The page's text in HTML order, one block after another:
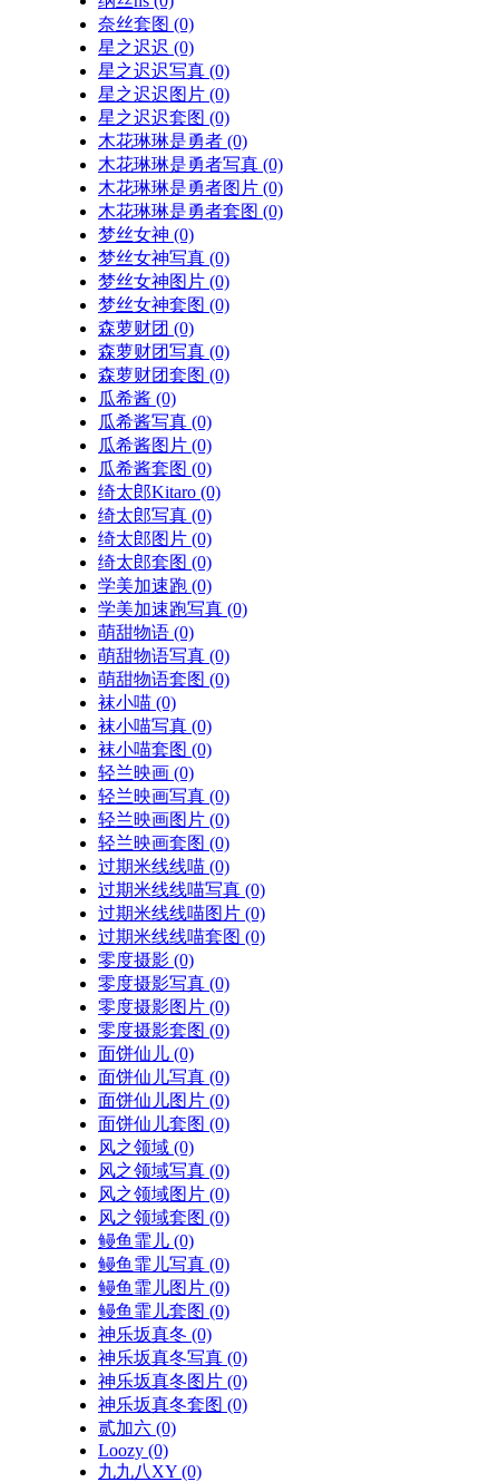
奈丝套图 (0)
星之迟迟 (0)
星之迟迟写真 (0)
星之迟迟图片 (0)
星之迟迟套图 (0)
木花琳琳是勇者 (0)
木花琳琳是勇者写真 (0)
木花琳琳是勇者图片 (0)
木花琳琳是勇者套图 (0)
梦丝女神 (0)
梦丝女神写真 (0)
梦丝女神图片 (0)
梦丝女神套图 (0)
森萝财团 (0)
森萝财团写真 (0)
森萝财团套图 (0)
瓜希酱 (0)
瓜希酱写真 (0)
瓜希酱图片 (0)
瓜希酱套图 (0)
绮太郎Kitaro (0)
绮太郎写真 (0)
绮太郎图片 (0)
绮太郎套图 (0)
学美加速跑 (0)
学美加速跑写真 (0)
萌甜物语 (0)
萌甜物语写真 (0)
萌甜物语套图 (0)
袜小喵 (0)
袜小喵写真 (0)
袜小喵套图 (0)
轻兰映画 (0)
轻兰映画写真 (0)
轻兰映画图片 (0)
轻兰映画套图 (0)
过期米线线喵 (0)
过期米线线喵写真 (0)
过期米线线喵图片 (0)
过期米线线喵套图 (0)
零度摄影 (0)
零度摄影写真 (0)
零度摄影图片 (0)
零度摄影套图 (0)
面饼仙儿 (0)
面饼仙儿写真 (0)
面饼仙儿图片 (0)
面饼仙儿套图 (0)
风之领域 (0)
风之领域写真 (0)
风之领域图片 (0)
风之领域套图 (0)
鳗鱼霏儿 (0)
鳗鱼霏儿写真 (0)
鳗鱼霏儿图片 (0)
鳗鱼霏儿套图 (0)
神乐坂真冬 (0)
神乐坂真冬写真 (0)
神乐坂真冬图片 (0)
神乐坂真冬套图 (0)
贰加六 (0)
Loozy (0)
九九八XY (0)